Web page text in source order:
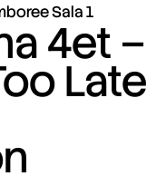
Sala 1
4et –
Late